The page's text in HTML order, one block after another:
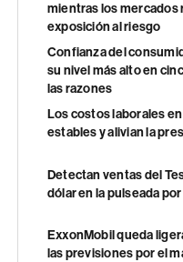
mientras los mercados
exposición al riesgo
Confianza del
su nivel más alto en
las razones
Los costos laborales
estables y alivian la
Detectan ventas del
dólar en la pulseada
ExxonMobil queda
las previsiones por el